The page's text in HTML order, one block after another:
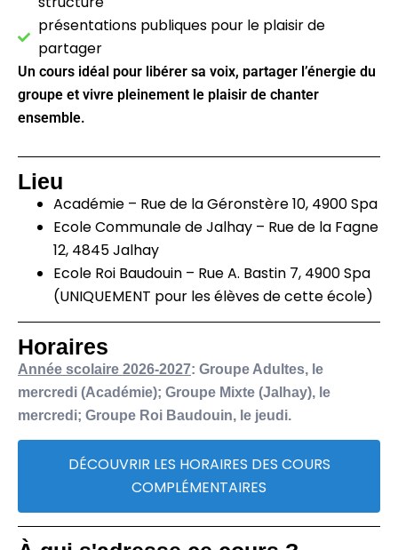
présentations publiques pour le plaisir de
partager
Un cours idéal pour libérer sa voix, partager l’énergie du
groupe et vivre pleinement le plaisir de chanter
ensemble.
Lieu
Académie – Rue de la Géronstère 10, 4900 Spa
Ecole Communale de Jalhay – Rue de la Fagne
12, 4845 Jalhay
Ecole Roi Baudouin – Rue A. Bastin 7, 4900 Spa
(UNIQUEMENT pour les élèves de cette école)
Horaires
Année scolaire 2026-2027: Groupe Adultes, le
mercredi (Académie); Groupe Mixte (Jalhay), le
mercredi; Groupe Roi Baudouin, le jeudi.
DÉCOUVRIR LES HORAIRES DES COURS
COMPLÉMENTAIRES